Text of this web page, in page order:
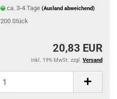
ca. 3-4 Tage (Ausland abweichend)
200 Stück
20,83 EUR
inkl. 19% MwSt. zzgl. Versand